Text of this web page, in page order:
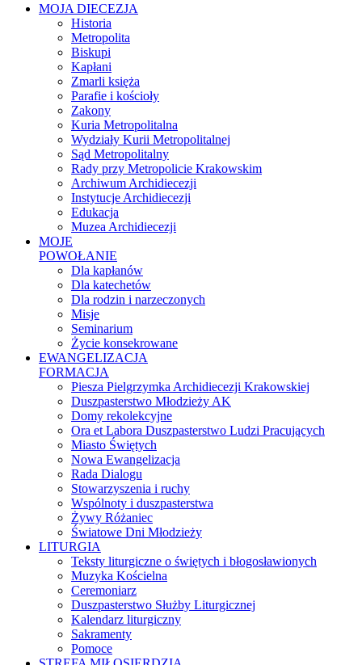
MOJA DIECEZJA
Historia
Metropolita
Biskupi
Kapłani
Zmarli księża
Parafie i kościoły
Zakony
Kuria Metropolitalna
Wydziały Kurii Metropolitalnej
Sąd Metropolitalny
Rady przy Metropolicie Krakowskim
Archiwum Archidiecezji
Instytucje Archidiecezji
Edukacja
Muzea Archidiecezji
MOJE
POWOŁANIE
Dla kapłanów
Dla katechetów
Dla rodzin i narzeczonych
Misje
Seminarium
Życie konsekrowane
EWANGELIZACJA
FORMACJA
Piesza Pielgrzymka Archidiecezji Krakowskiej
Duszpasterstwo Młodzieży AK
Domy rekolekcyjne
Ora et Labora Duszpasterstwo Ludzi Pracujących
Miasto Świętych
Nowa Ewangelizacja
Rada Dialogu
Stowarzyszenia i ruchy
Wspólnoty i duszpasterstwa
Żywy Różaniec
Światowe Dni Młodzieży
LITURGIA
Teksty liturgiczne o świętych i błogosławionych
Muzyka Kościelna
Ceremoniarz
Duszpasterstwo Służby Liturgicznej
Kalendarz liturgiczny
Sakramenty
Pomoce